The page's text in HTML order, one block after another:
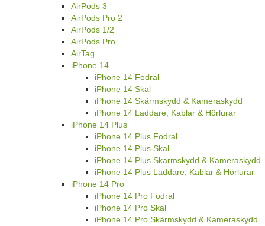
AirPods 3
AirPods Pro 2
AirPods 1/2
AirPods Pro
AirTag
iPhone 14
iPhone 14 Fodral
iPhone 14 Skal
iPhone 14 Skärmskydd & Kameraskydd
iPhone 14 Laddare, Kablar & Hörlurar
iPhone 14 Plus
iPhone 14 Plus Fodral
iPhone 14 Plus Skal
iPhone 14 Plus Skärmskydd & Kameraskydd
iPhone 14 Plus Laddare, Kablar & Hörlurar
iPhone 14 Pro
iPhone 14 Pro Fodral
iPhone 14 Pro Skal
iPhone 14 Pro Skärmskydd & Kameraskydd